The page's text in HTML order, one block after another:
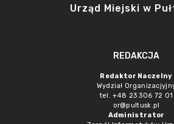
Urząd Miejski w
REDAKCJA
Redaktor Naczelny
Wydział
tel. +48 23 306 72 01
or@pultusk.pl
Administrator